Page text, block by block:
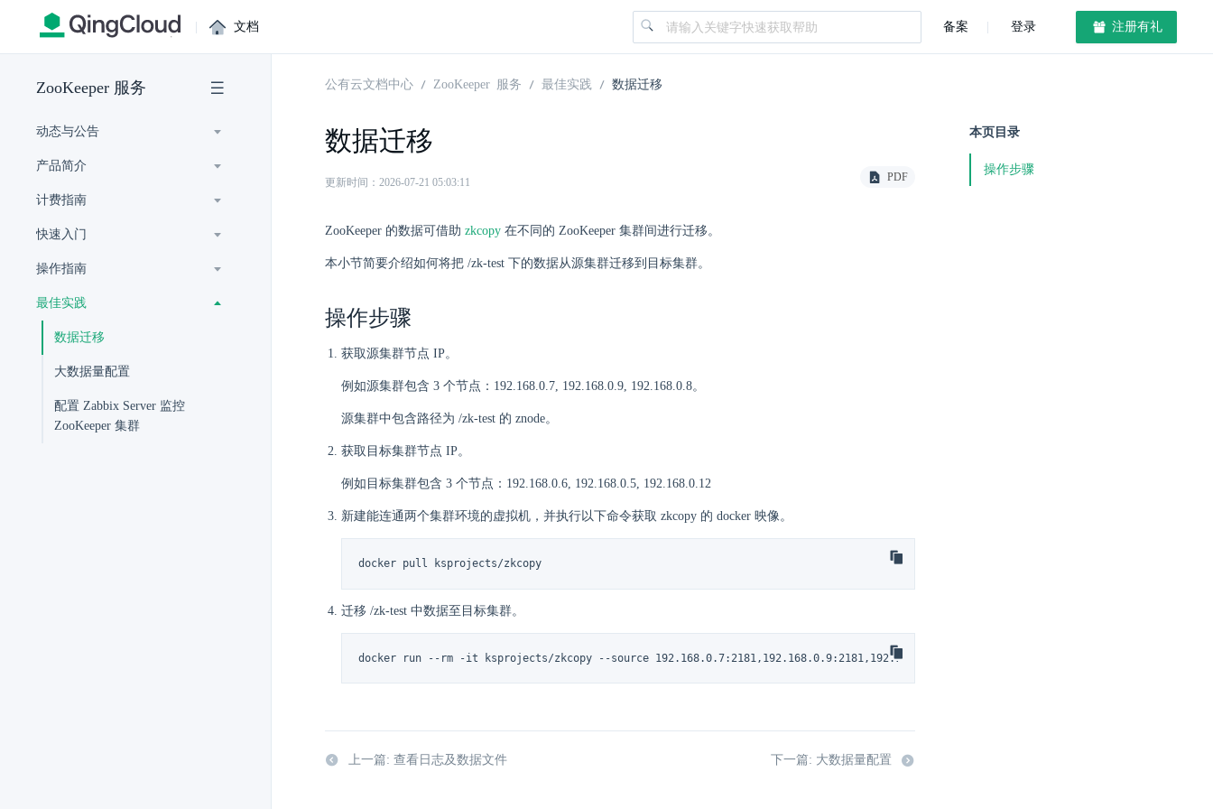
| 文档 备案 登录 注册有礼
ZooKeeper 服务
动态与公告
产品简介
计费指南
快速入门
操作指南
最佳实践
数据迁移
大数据量配置
配置 Zabbix Server 监控
ZooKeeper 集群
公有云文档中心 ZooKeeper 服务 最佳实践 数据迁移
数据迁移
更新时间：2026-07-21 05:03:11 PDF
ZooKeeper 的数据可借助 zkcopy 在不同的 ZooKeeper 集群间进行迁移。
本小节简要介绍如何将把 /zk-test 下的数据从源集群迁移到目标集群。
操作步骤
获取源集群节点 IP。
例如源集群包含 3 个节点：192.168.0.7, 192.168.0.9, 192.168.0.8。
源集群中包含路径为 /zk-test 的 znode。
获取目标集群节点 IP。
例如目标集群包含 3 个节点：192.168.0.6, 192.168.0.5, 192.168.0.12
新建能连通两个集群环境的虚拟机，并执行以下命令获取 zkcopy 的 docker 映像。
docker pull ksprojects/zkcopy
迁移 /zk-test 中数据至目标集群。
docker run --rm -it ksprojects/zkcopy --source 192.168.0.7:2181,192.168.0.9:2181,192.168.0.8:2181/zk-test --target
上一篇: 查看日志及数据文件 下一篇: 大数据量配置
本页目录
操作步骤